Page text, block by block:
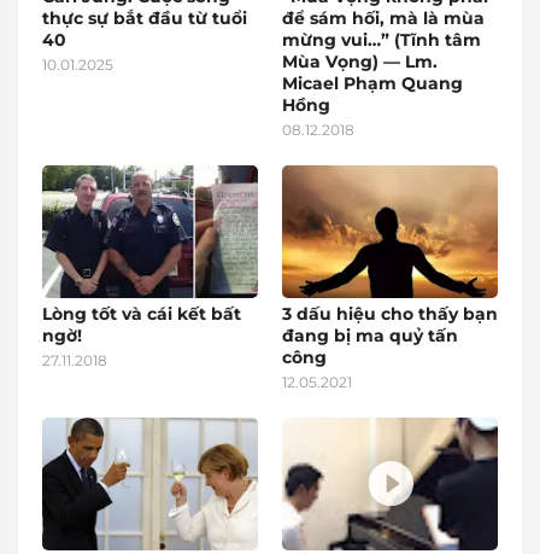
thực sự bắt đầu từ tuổi
40
10.01.2025
để sám hối, mà là mùa
mừng vui…” (Tĩnh tâm
Mùa Vọng) — Lm.
Micael Phạm Quang
Hồng
08.12.2018
Lòng tốt và cái kết bất
ngờ!
27.11.2018
3 dấu hiệu cho thấy bạn
đang bị ma quỷ tấn
công
12.05.2021